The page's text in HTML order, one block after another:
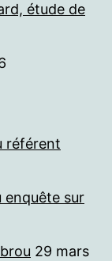
étude de
référent
enquête sur
29 mars